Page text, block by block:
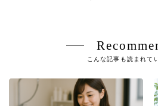
こんな記事も読まれて